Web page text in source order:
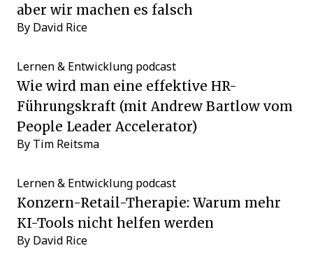
aber wir machen es falsch
By David Rice
Lernen & Entwicklung podcast
Wie wird man eine effektive HR-
Führungskraft (mit Andrew Bartlow vom
People Leader Accelerator)
By Tim Reitsma
Lernen & Entwicklung podcast
Konzern-Retail-Therapie: Warum mehr
KI-Tools nicht helfen werden
By David Rice